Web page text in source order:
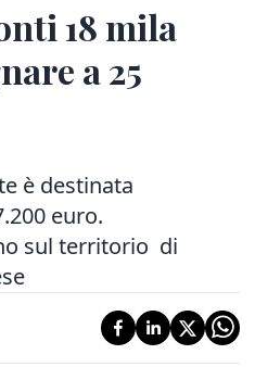
18 mila
a 25
è destinata
euro.
sul territorio di